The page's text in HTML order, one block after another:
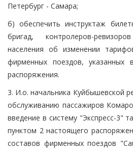
Петербург - Самара;
б) обеспечить инструктаж
бригад, контролеров-
населения об изменении
фирменных поездов, указанных
распоряжения.
3. И.о. начальника Куйбышевской
обслуживанию пассажиров
введение в систему "Экспресс-3"
пунктом 2 настоящего
составов фирменных поездов